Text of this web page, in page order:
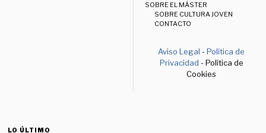
SOBRE EL MÁSTER
SOBRE CULTURA JOVEN
CONTACTO
Aviso Legal -Política de
Privacidad - Política de
Cookies
LO ÚLTIMO